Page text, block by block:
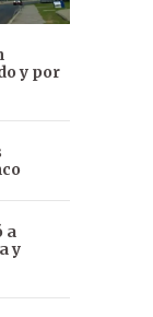
y por
a
y